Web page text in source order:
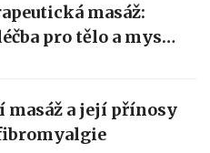
masáž:
pro tělo a mysl
průvodce
masáž a její přínosy